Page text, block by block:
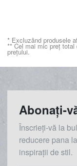
* Excluzând produsele
** Cel mai mic preț
prețului.
Abonați-
Înscrieți-vă la
reducere pana la
inspirații de stil.